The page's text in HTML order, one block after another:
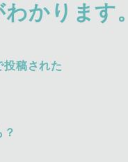
かります。
投稿された